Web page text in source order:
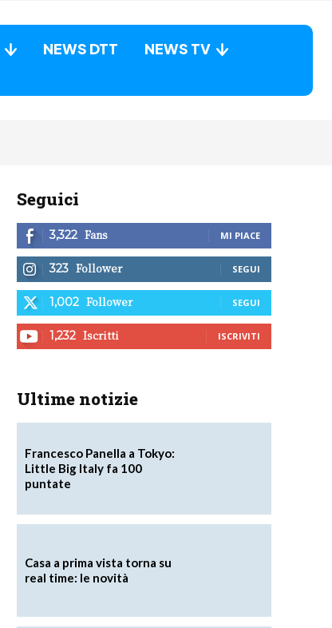
NEWS DTT
NEWS TV
Seguici
3,322 Fans MI PIACE
323 Follower SEGUI
1,002 Follower SEGUI
1,232 Iscritti ISCRIVITI
Ultime notizie
Francesco Panella a Tokyo:
Little Big Italy fa 100
puntate
Casa a prima vista torna su
real time: le novità